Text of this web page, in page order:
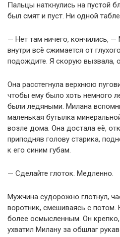
Пальцы наткнулись на пустой
был смят и пуст. Ни одной
— Нет там ничего, кончились, —
внутри всё сжимается от
подождите. Я скорую вызвала,
Она расстегнула верхнюю
чтобы ему было хоть немного
были ледяными. Милана
маленькая бутылка
возле дома. Она достала её,
приподняв голову старика,
к его синим губам.
— Сделайте глоток. Медленно.
Мужчина судорожно глотнул,
воротник, смешиваясь с потом.
более осмысленным. Он
ухватил Милану за обшлаг